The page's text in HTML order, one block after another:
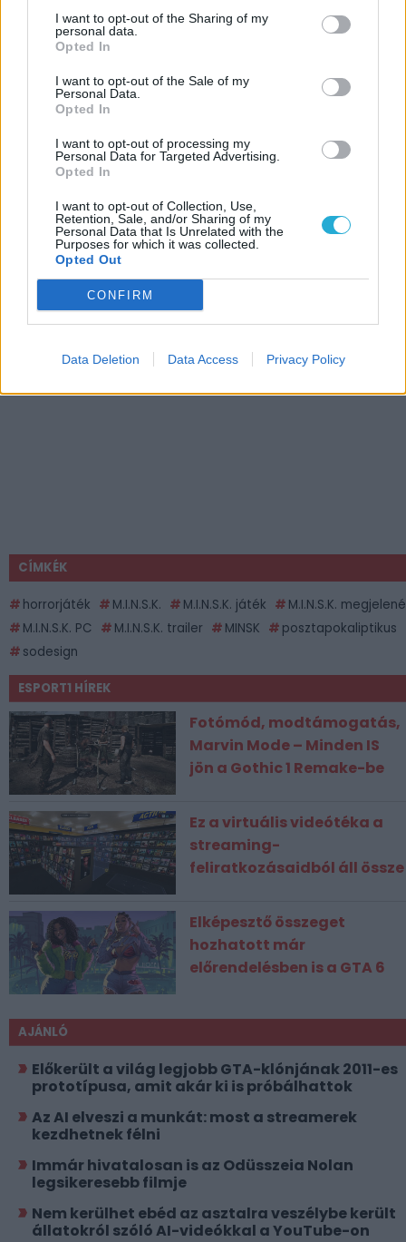
I want to opt-out of the Sharing of my
personal data.
Opted In
I want to opt-out of the Sale of my
Personal Data.
Opted In
I want to opt-out of processing my
Personal Data for Targeted Advertising.
Opted In
I want to opt-out of Collection, Use,
Retention, Sale, and/or Sharing of my
Personal Data that Is Unrelated with the
Purposes for which it was collected.
Opted Out
CONFIRM
Data Deletion Data Access Privacy Policy
CÍMKÉK
horrorjáték M.I.N.S.K. M.I.N.S.K. játék
M.I.N.S.K.
M.I.N.S.K. PC
M.I.N.S.K. trailer MINSK
posztapokaliptikus
sodesign
ESPORT1 HÍREK
Fotómód, modtámogatás,
Marvin Mode – Minden IS
jön a Gothic 1 Remake-be
Ez a virtuális videótéka a
streaming-
feliratkozásaidból áll össze
Elképesztő összeget
hozhatott már
előrendelésben is a GTA 6
AJÁNLÓ
Előkerült a világ legjobb GTA-klónjának 2011-es
prototípusa, amit akár ki is próbálhattok
Az AI elveszi a munkát: most a streamerek
kezdhetnek félni
Immár hivatalosan is az Odüsszeia Nolan
legsikeresebb filmje
Nem kerülhet ebéd az asztalra veszélybe került
állatokról szóló AI-videókkal a YouTube-on